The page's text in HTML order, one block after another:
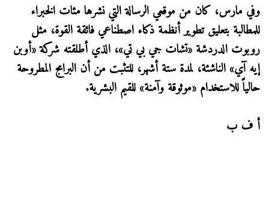
وفي مارس، كان من موقعي الرسالة التي نشرها مئات الخبراء
للمطالبة بتعليق تطوير أنظمة ذكاء اصطناعي فائقة القوة، مثل
روبوت الدردشة «تشات جي بي تي»، الذي أطلقته شركة «أوبن
إيه آي» الناشئة، لمدة ستة أشهر، للتثبت من أن البرامج المطروحة
حالياً للاستخدام «موثوقة وآمنة» للقيم البشرية.
أ ف ب